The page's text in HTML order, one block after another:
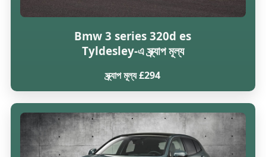
Bmw 3 series 320d es
Tyldesley-এ স্ক্র্যাপ মূল্য
স্ক্র্যাপ মূল্য £294